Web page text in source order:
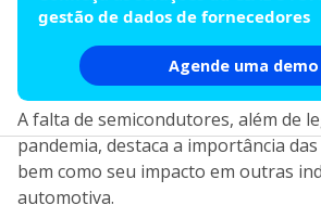
gestão de dados de fornecedores
Agende uma demo
A falta de semicondutores, além de
pandemia, destaca a importância
bem como seu impacto em outras
automotiva.